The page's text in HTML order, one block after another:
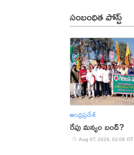
సంబంధిత పోస్ట్
ఆంధ్రప్రదేశ్
రేపు మన్యం బంద్‌?
Aug 07, 2026, 02:08 IST